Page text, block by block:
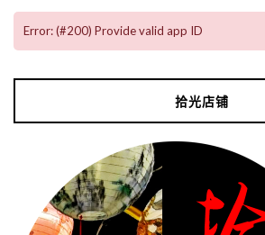
Error: (#200) Provide valid app ID
拾光店铺